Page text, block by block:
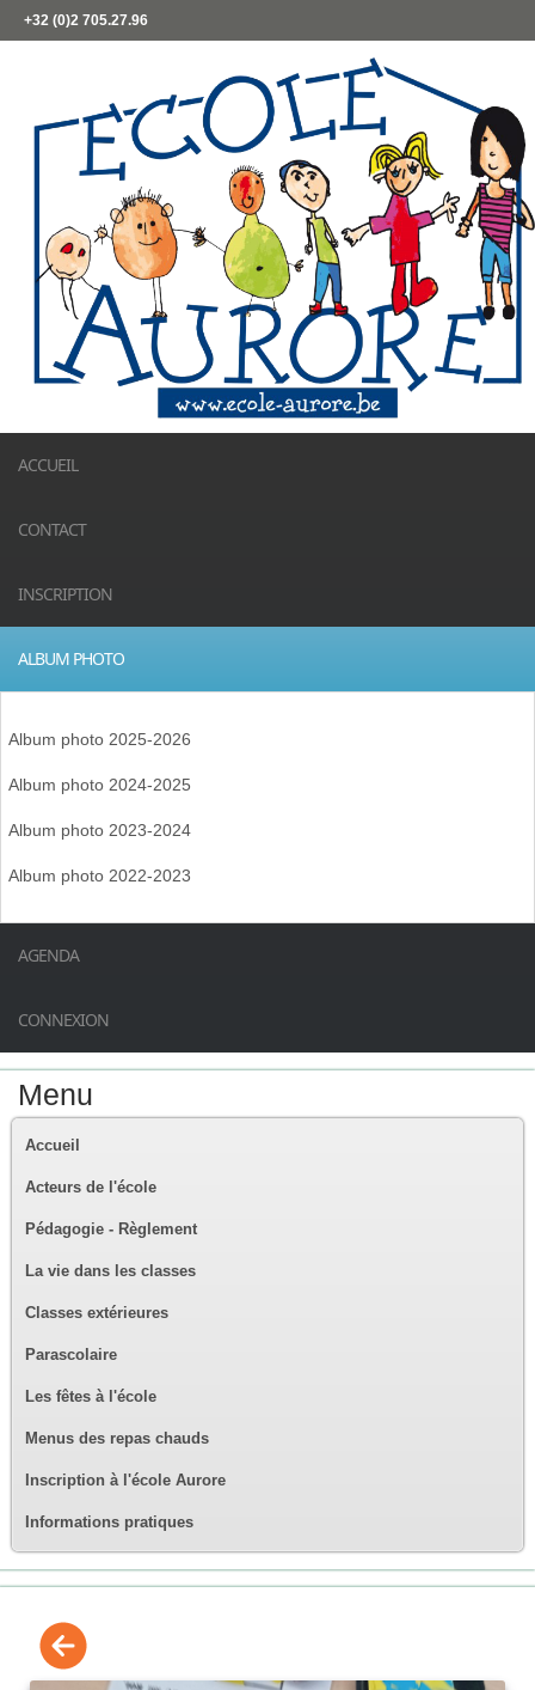
+32 (0)2 705.27.96
ACCUEIL
CONTACT
INSCRIPTION
ALBUM PHOTO
Album photo 2025-2026
Album photo 2024-2025
Album photo 2023-2024
Album photo 2022-2023
AGENDA
CONNEXION
Menu
Accueil
Acteurs de l'école
Pédagogie - Règlement
La vie dans les classes
Classes extérieures
Parascolaire
Les fêtes à l'école
Menus des repas chauds
Inscription à l'école Aurore
Informations pratiques